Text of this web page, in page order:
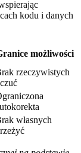
kodu i danych
możliwości
rzeczywistych
własnych